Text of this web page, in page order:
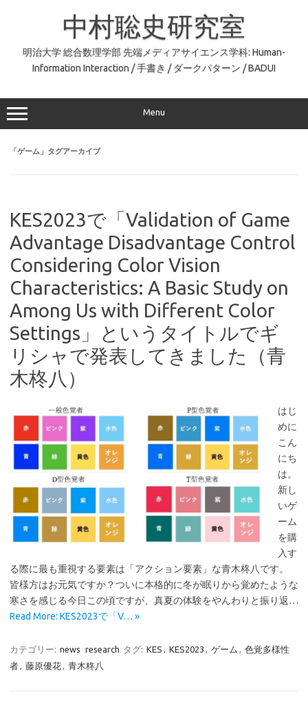
中村聡史研究室
明治大学 総合数理学部 先端メディアサイエンス学科: Human-
Information Interaction / 手書き / ダークパターン / BADUI
Menu
「ゲーム 」タグアーカイブ
KES2023で「Validation of Game
Advantage Disadvantage Control
Considering Color Vision
Characteristics: A Basic Study on
Among Us with Different Color
Settings」というタイトルでギ
リシャで発表してきました（青
木柊八）
はじ
めに
こん
にち
は。
新し
いゲ
ーム
を購
入す
る際に最も重視する要素は「アクション要素」な青木柊八です。
皆様方はお元気ですか？ついに本格的に冬が眠りから覚めたような
寒さを感じる今日この頃ですが、真夏の体験をやんわりと振り返…
Read More: KES2023で「V… »
カテゴリー: news research タグ: KES , KES2023 , ゲーム , 色覚多様性
者, 藤原優花, 青木柊八